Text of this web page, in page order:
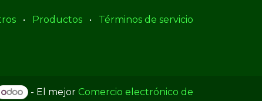
• Productos • Términos de servicio
- El mejor Comercio electrónico de